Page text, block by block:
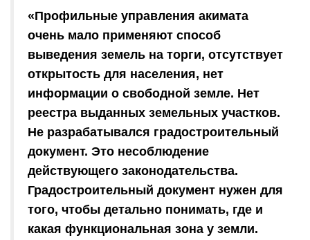
«Профильные управления акимата
очень мало применяют способ
выведения земель на торги, отсутствует
открытость для населения, нет
информации о свободной земле. Нет
реестра выданных земельных участков.
Не разрабатывался градостроительный
документ. Это несоблюдение
действующего законодательства.
Градостроительный документ нужен для
того, чтобы детально понимать, где и
какая функциональная зона у земли.